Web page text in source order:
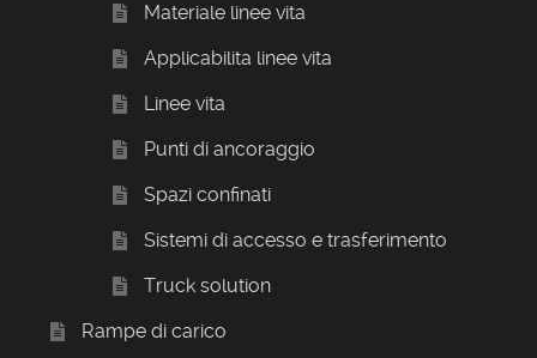
Materiale linee vita
Applicabilita linee vita
Linee vita
Punti di ancoraggio
Spazi confinati
Sistemi di accesso e trasferimento
Truck solution
Rampe di carico